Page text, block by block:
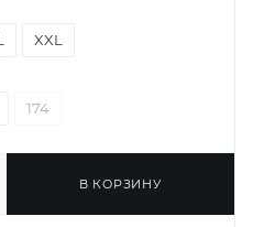
В КОРЗИНУ
XXL
174